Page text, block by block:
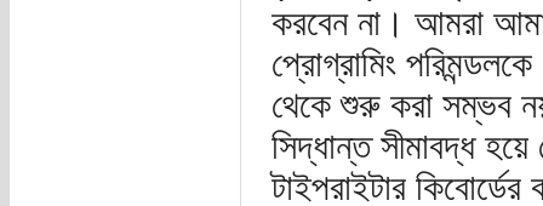
করবেন না। আমরা
প্রোগ্রামিং
থেকে শুরু করা সম্ভব
সিদ্ধান্ত সীমাবদ্ধ
টাইপরাইটার